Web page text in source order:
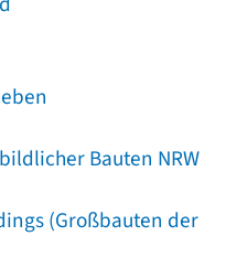
Bauten NRW
(Großbauten der